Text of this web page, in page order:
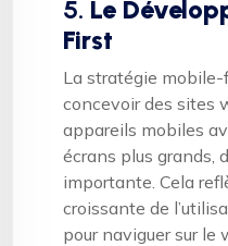
5. Le
First
La stratégie
concevoir des sites
appareils mobiles
écrans plus grands,
importante. Cela
croissante de
pour naviguer sur le